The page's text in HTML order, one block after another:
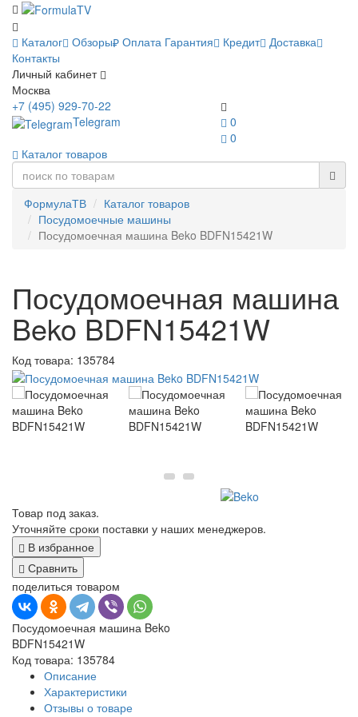
Каталог Обзоры Оплата Гарантия Кредит Доставка
Контакты
Личный кабинет
Москва
0
0
+7 (495) 929-70-22
Telegram
Каталог товаров
ФормулаТВ
Каталог товаров
Посудомоечные машины
Посудомоечная машина Beko BDFN15421W
Посудомоечная машина
Beko BDFN15421W
Код товара: 135784
Товар под заказ.
Уточняйте сроки поставки у наших менеджеров.
В избранное
Сравнить
поделиться товаром
Посудомоечная машина Beko
BDFN15421W
Код товара: 135784
Описание
Характеристики
Отзывы о товаре